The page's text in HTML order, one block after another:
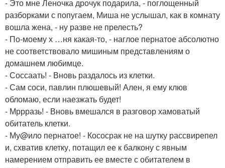
- Это мне Леночка дрочук подарила, - поглощенный
разборками с попугаем, Миша не услышал, как в комнату
вошла жена, - ну разве не прелесть?
- По-моему х …ня какая-то, - наглое пернатое абсолютно
не соответствовало мишиным представлениям о
домашнем любимце.
- Соссаать! - Вновь раздалось из клетки.
- Сам соси, павлин плюшевый! Ален, я ему клюв
обломаю, если наезжать будет!
- Мррразь! - Вновь вмешался в разговор хамоватый
обитатель клетки.
- Му@ило пернатое! - Кососрак не на шутку рассвирепел
и, схватив клетку, потащил ее к балкону с явным
намерением отправить ее вместе с обитателем в